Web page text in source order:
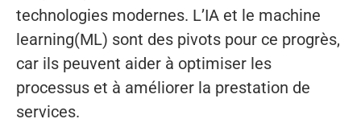
technologies modernes. L’IA et le machine
learning(ML) sont des pivots pour ce progrès,
car ils peuvent aider à optimiser les
processus et à améliorer la prestation de
services.